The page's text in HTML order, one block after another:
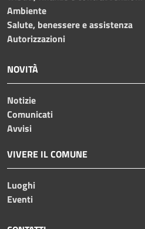
Ambiente
Salute, benessere e assistenza
Autorizzazioni
NOVITÀ
Notizie
Comunicati
Avvisi
VIVERE IL COMUNE
Luoghi
Eventi